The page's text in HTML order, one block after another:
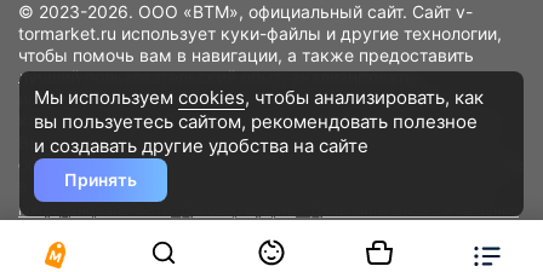
© 2023-2026. ООО «ВТМ», официальный сайт. Сайт v-
tormarket.ru использует куки-файлы и другие технологии,
чтобы помочь вам в навигации, а также предоставить
лучший пользовательский опыт, анализировать
использование наших продуктов и услуг, повысить
качество рекламных и маркетинговых активностей. Если
Вы не хотите, чтобы Ваши пользовательские данные
обрабатывались, пожалуйста, ограничьте их использование
в своём браузере.
конфиденциальности
Разработано DST Global
Мы используем cookies, чтобы анализировать, как
вы пользуетесь сайтом, рекомендовать полезное
и создавать другие удобства на сайте
Принять